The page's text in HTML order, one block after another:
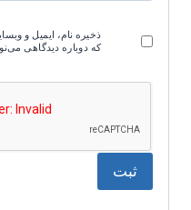
ذخیره نام، ایمیل و
که دوباره دیدگاهی